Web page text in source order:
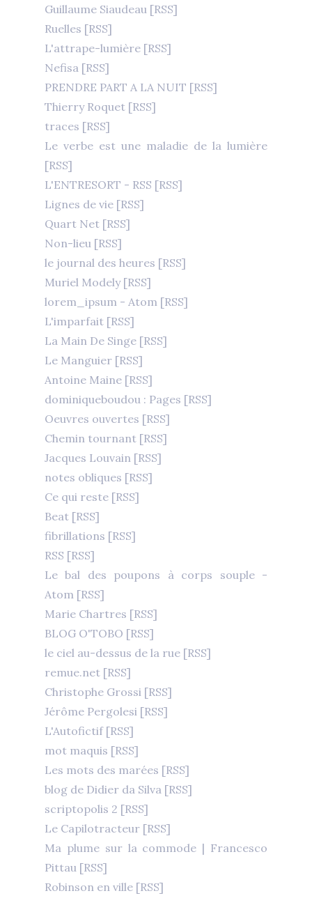
Guillaume Siaudeau [RSS]
Ruelles [RSS]
L'attrape-lumière [RSS]
Nefisa [RSS]
PRENDRE PART A LA NUIT [RSS]
Thierry Roquet [RSS]
traces [RSS]
Le verbe est une maladie de la lumière
[RSS]
L'ENTRESORT - RSS [RSS]
Lignes de vie [RSS]
Quart Net [RSS]
Non-lieu [RSS]
le journal des heures [RSS]
Muriel Modely [RSS]
lorem_ipsum - Atom [RSS]
L'imparfait [RSS]
La Main De Singe [RSS]
Le Manguier [RSS]
Antoine Maine [RSS]
dominiqueboudou : Pages [RSS]
Oeuvres ouvertes [RSS]
Chemin tournant [RSS]
Jacques Louvain [RSS]
notes obliques [RSS]
Ce qui reste [RSS]
Beat [RSS]
fibrillations [RSS]
RSS [RSS]
Le bal des poupons à corps souple -
Atom [RSS]
Marie Chartres [RSS]
BLOG O'TOBO [RSS]
le ciel au-dessus de la rue [RSS]
remue.net [RSS]
Christophe Grossi [RSS]
Jérôme Pergolesi [RSS]
L'Autofictif [RSS]
mot maquis [RSS]
Les mots des marées [RSS]
blog de Didier da Silva [RSS]
scriptopolis 2 [RSS]
Le Capilotracteur [RSS]
Ma plume sur la commode | Francesco
Pittau [RSS]
Robinson en ville [RSS]